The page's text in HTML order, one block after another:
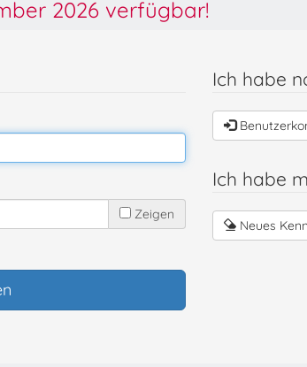
2026 verfügbar!
Zeigen
Ich habe
Ich habe
Neues